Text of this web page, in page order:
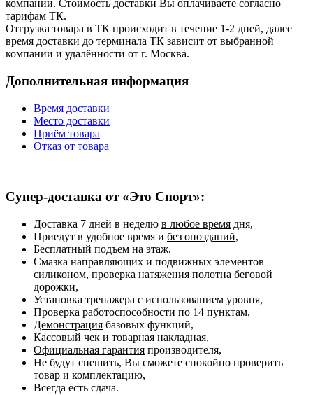
компании. Стоимость доставки Вы оплачиваете согласно
тарифам ТК.
Отгрузка товара в ТК происходит в течение 1-2 дней, далее
время доставки до терминала ТК зависит от выбранной
компании и удалённости от г. Москва.
Дополнительная информация
Время доставки
Место доставки
Приём товара
Отказ от товара
Супер-доставка от «Это Спорт»:
Доставка 7 дней в неделю в любое время дня,
Приедут в удобное время и без опозданий,
Бесплатный подъем на этаж,
Смазка направляющих и подвижных элементов
силиконом, проверка натяжения полотна беговой
дорожки,
Установка тренажера с использованием уровня,
Проверка работоспособности по 14 пунктам,
Демонстрация базовых функций,
Кассовый чек и товарная накладная,
Официальная гарантия производителя,
Не будут спешить, Вы сможете спокойно проверить
товар и комплектацию,
Всегда есть сдача.